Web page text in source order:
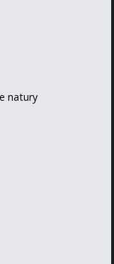
natury